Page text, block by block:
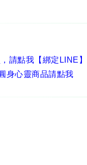
請點我【綁定LINE】
身心靈商品請點我